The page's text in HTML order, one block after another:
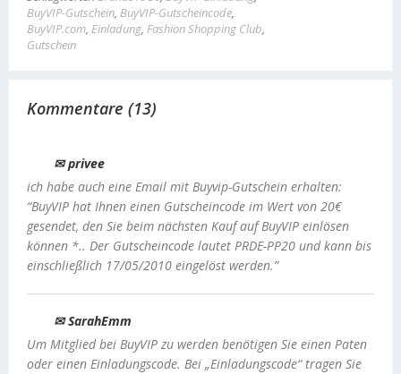
BuyVIP-Gutschein, BuyVIP-Gutscheincode,
BuyVIP.com, Einladung, Fashion Shopping Club,
Gutschein
Kommentare (13)
✉ privee
ich habe auch eine Email mit Buyvip-Gutschein erhalten:
“BuyVIP hat Ihnen einen Gutscheincode im Wert von 20€
gesendet, den Sie beim nächsten Kauf auf BuyVIP einlösen
können *.. Der Gutscheincode lautet PRDE-PP20 und kann bis
einschließlich 17/05/2010 eingelöst werden.”
✉ SarahEmm
Um Mitglied bei BuyVIP zu werden benötigen Sie einen Paten
oder einen Einladungscode. Bei „Einladungscode“ tragen Sie